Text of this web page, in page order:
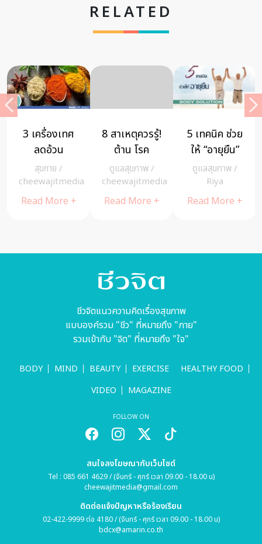
RELATED
3 เครื่องเทศ
ลดอ้วน
ป้องกันโรค
เยี่ยม
สุขกาย /
cheewajitmedia
Read More +
8 สาเหตุควรรู้!
ต้าน โรค
กระดูกพรุน
ก่อนจะสายเกิน
แก้
ดูแลสุขภาพ/
cheewajitmedia
Read More +
5 เทคนิค ช่วย
ให้ “อายุยืน”
ดูแลสุขภาพ/
Riya
Read More +
ชีวจิตแนวความคิดเรื่องสุขภาพ
แบบองค์รวม "ชีว" ที่หมายถึง "กาย"
รวมเข้ากับ "จิต" ที่หมายถึง "ใจ"
BODY MIND BEAUTY EXERCISE
HEALTHY FOOD
VIDEO
MAGAZINE
FOLLOW ON
สนใจลงโฆษณากับเว็บไซต์
Tel : 085 661 4629 / (จันทร์ - ศุกร์ เวลา 09.00 - 18.00 น)
cheewajitmedia@gmail.com
ติดต่อแจ้งปัญหาหรือร้องเรียน
02-422-9999 ต่อ 4180 / (จันทร์ - ศุกร์ เวลา 09.00 - 18.00 น)
bdcx@amarin.co.th